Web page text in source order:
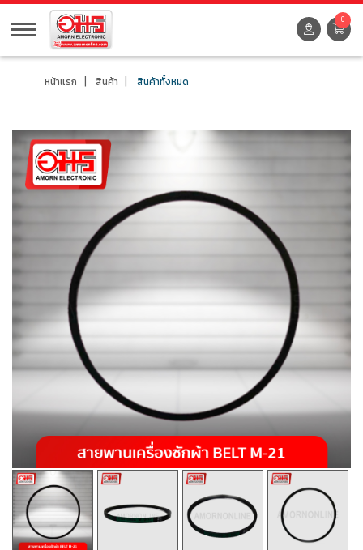
0
หน้าแรก สินค้า สินค้าทั้งหมด